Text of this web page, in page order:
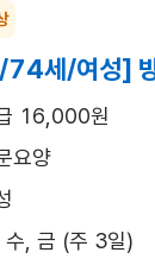
세/여성]
16,000원
요양
수, 금 (주 3일)